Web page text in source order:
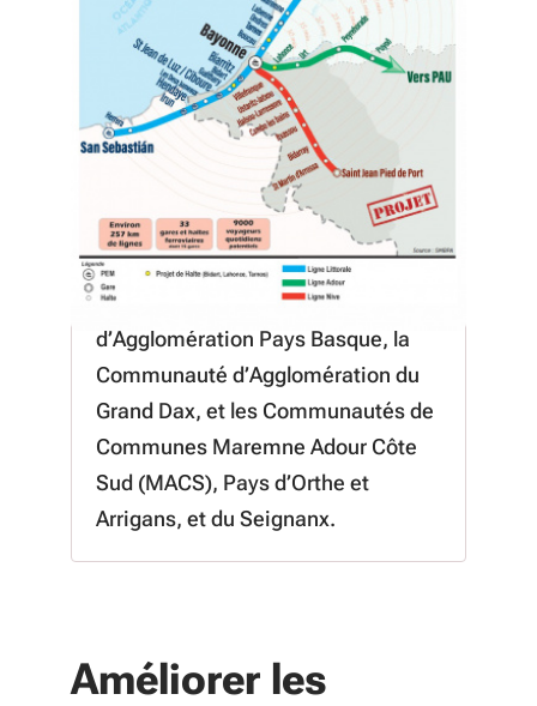
Un projet collectif
La feuille de route du RER basco-
landais a été votée en décembre
2023. Le projet associe la Région
Nouvelle-Aquitaine, le Syndicat des
mobilités de la Communauté
d’Agglomération Pays Basque, la
Communauté d’Agglomération du
Grand Dax, et les Communautés de
Communes Maremne Adour Côte
Sud (MACS), Pays d’Orthe et
Arrigans, et du Seignanx.
Améliorer les